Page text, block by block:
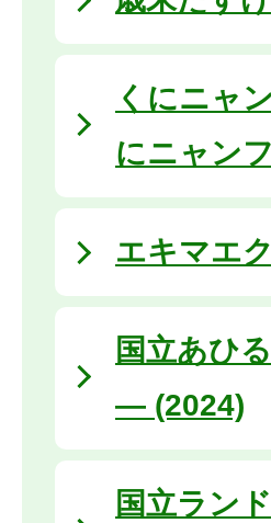
くにニャ
にニャン
エキマエ
国立あひ
― (2024)
国立ラン